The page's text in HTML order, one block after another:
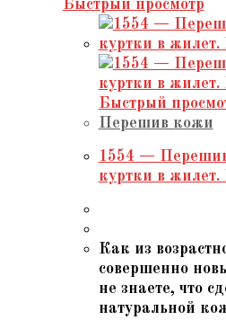
Быстрый просмотр
Быстрый
Перешив кожи
1554 —
куртки в жилет.
Как из
совершенно
не знаете, что
натуральной